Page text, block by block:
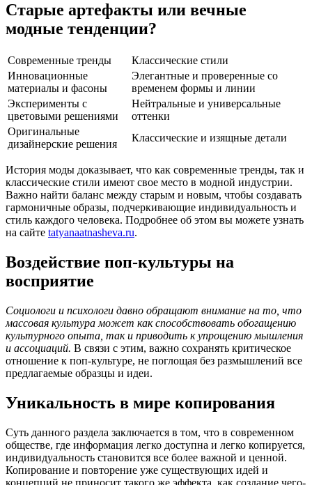
Старые артефакты или вечные
модные тенденции?
Современные тренды
Классические стили
Инновационные
материалы и фасоны
Элегантные и проверенные со
временем формы и линии
Эксперименты с
цветовыми решениями
Нейтральные и универсальные
оттенки
Оригинальные
дизайнерские решения
Классические и изящные детали
История моды доказывает, что как современные тренды, так и
классические стили имеют свое место в модной индустрии.
Важно найти баланс между старым и новым, чтобы создавать
гармоничные образы, подчеркивающие индивидуальность и
стиль каждого человека. Подробнее об этом вы можете узнать
на сайте tatyanaatnasheva.ru.
Воздействие поп-культуры на
восприятие
Социологи и психологи давно обращают внимание на то, что
массовая культура может как способствовать обогащению
культурного опыта, так и приводить к упрощению мышления
и ассоциаций. В связи с этим, важно сохранять критическое
отношение к поп-культуре, не поглощая без размышлений все
предлагаемые образцы и идеи.
Уникальность в мире копирования
Суть данного раздела заключается в том, что в современном
обществе, где информация легко доступна и легко копируется,
индивидуальность становится все более важной и ценной.
Копирование и повторение уже существующих идей и
концепций не приносит такого же эффекта, как создание чего-